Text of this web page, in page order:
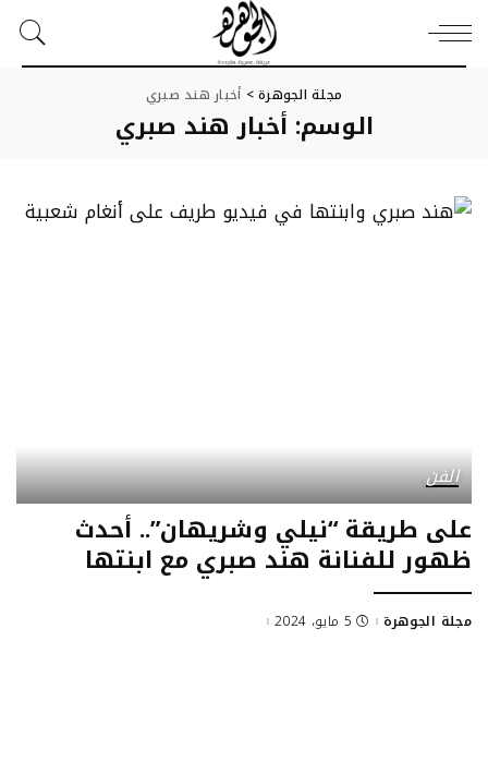
مجلة الجوهرة> أخبار هند صبري
الوسم: أخبار هند صبري
الفن
على طريقة “نيلي وشريهان”.. أحدث
ظهور للفنانة هند صبري مع ابنتها
Posted
مجلة الجوهرة 5 مايو، 2024